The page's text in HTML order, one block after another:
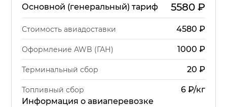
Основной (генеральный) тариф 5580₽
Стоимость авиадоставки 4580 ₽
Оформление AWB (ГАН) 1000 ₽
Терминальный сбор 20 ₽
Топливный сбор
6 ₽/кг
Информация о авиаперевозке